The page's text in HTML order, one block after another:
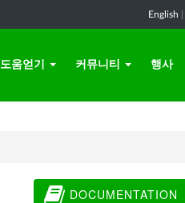
English
도움얻기 커뮤니티 행사
DOCUMENTATION